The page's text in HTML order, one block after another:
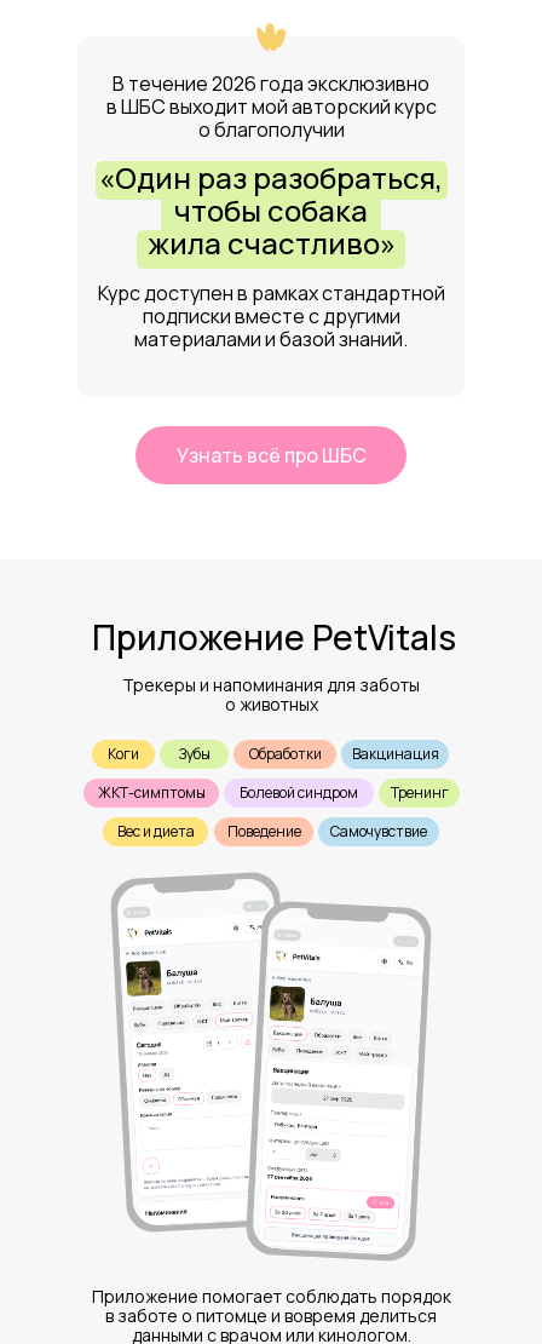
Курс доступен в рамках стандартной
подписки вместе с другими
материалами и базой знаний.
В течение 2026 года эксклюзивно
в ШБС выходит мой авторский курс
о благополучии
«Один раз разобраться,
чтобы собака
жила счастливо»
Узнать всё про ШБС
Приложение помогает соблюдать порядок
в заботе о питомце и вовремя делиться
данными с врачом или кинологом.
Трекеры и напоминания для заботы
о животных
Приложение PetVitals
Вес и диета
Вакцинация
Самочувствие
Обработки
Коги
Тренинг
Зубы
Болевой синдром
Поведение
ЖКТ-симптомы